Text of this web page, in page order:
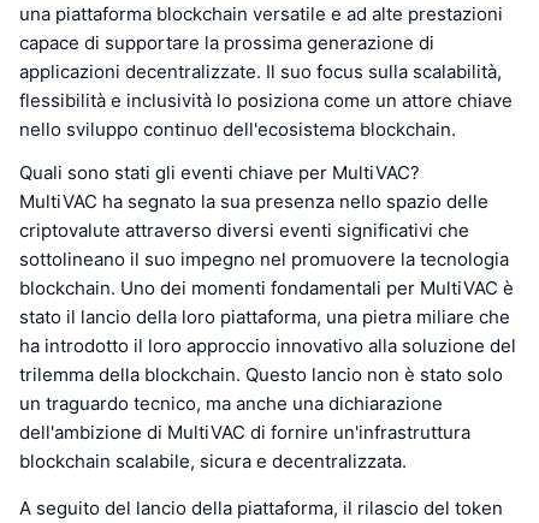
una piattaforma blockchain versatile e ad alte prestazioni
capace di supportare la prossima generazione di
applicazioni decentralizzate. Il suo focus sulla scalabilità,
flessibilità e inclusività lo posiziona come un attore chiave
nello sviluppo continuo dell'ecosistema blockchain.
Quali sono stati gli eventi chiave per MultiVAC?
MultiVAC ha segnato la sua presenza nello spazio delle
criptovalute attraverso diversi eventi significativi che
sottolineano il suo impegno nel promuovere la tecnologia
blockchain. Uno dei momenti fondamentali per MultiVAC è
stato il lancio della loro piattaforma, una pietra miliare che
ha introdotto il loro approccio innovativo alla soluzione del
trilemma della blockchain. Questo lancio non è stato solo
un traguardo tecnico, ma anche una dichiarazione
dell'ambizione di MultiVAC di fornire un'infrastruttura
blockchain scalabile, sicura e decentralizzata.
A seguito del lancio della piattaforma, il rilascio del token